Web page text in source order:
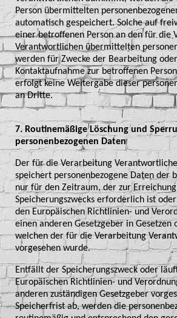
Person übermittelten
automatisch gespeichert. Solche auf
einer betroffenen Person an den für die
Verantwortlichen übermittelten
werden für Zwecke der Bearbeitung
Kontaktaufnahme zur betroffenen
erfolgt keine Weitergabe dieser
an Dritte.
7. Routinemäßige Löschung und
personenbezogenen Daten
Der für die Verarbeitung
speichert personenbezogene Daten der
nur für den Zeitraum, der zur
Speicherungszwecks erforderlich ist
den Europäischen Richtlinien- und
einen anderen Gesetzgeber in Gesetzen
welchen der für die Verarbeitung
vorgesehen wurde.
Entfällt der Speicherungszweck oder
Europäischen Richtlinien- und
anderen zuständigen Gesetzgeber
Speicherfrist ab, werden die